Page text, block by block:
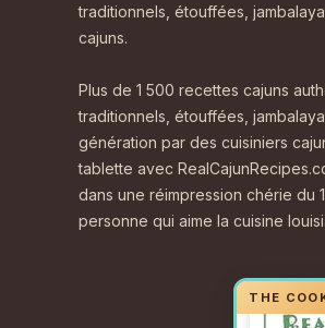
traditionnels, étouffées,
cajuns.
Plus de 1 500 recettes cajuns
traditionnels, étouffées,
génération par des cuisiniers
tablette avec
dans une réimpression chérie du
personne qui aime la cuisine